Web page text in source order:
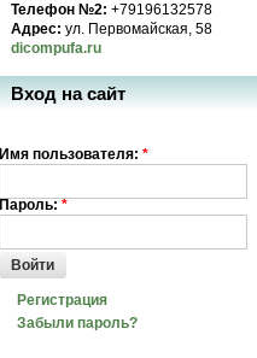
Телефон №2: +79196132578
Адрес: ул. Первомайская, 58
dicompufa.ru
Вход на сайт
Имя пользователя: *
Пароль: *
Войти
Регистрация
Забыли пароль?